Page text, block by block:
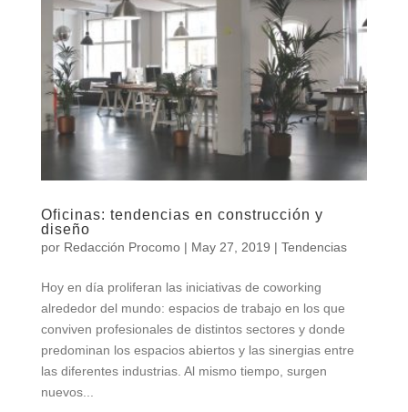
Oficinas: tendencias en construcción y
diseño
por Redacción Procomo| May 27, 2019 | Tendencias
Hoy en día proliferan las iniciativas de coworking
alrededor del mundo: espacios de trabajo en los que
conviven profesionales de distintos sectores y donde
predominan los espacios abiertos y las sinergias entre
las diferentes industrias. Al mismo tiempo, surgen
nuevos...